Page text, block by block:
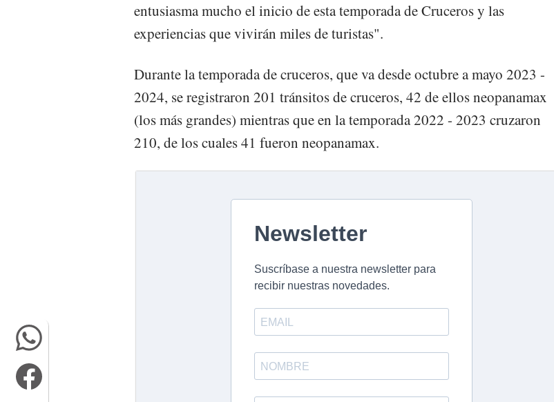
entusiasma mucho el inicio de esta temporada de Cruceros y las
experiencias que vivirán miles de turistas".
Durante la temporada de cruceros, que va desde octubre a mayo 2023 -
2024, se registraron 201 tránsitos de cruceros, 42 de ellos neopanamax
(los más grandes) mientras que en la temporada 2022 - 2023 cruzaron
210, de los cuales 41 fueron neopanamax.